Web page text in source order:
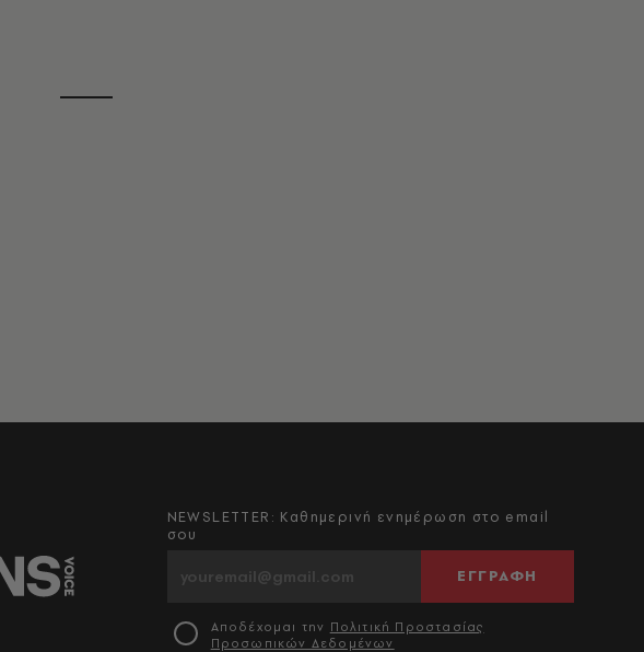
NEWSLETTER: Καθημερινή ενημέρωση στο email
σου
ΕΓΓΡΑΦΗ
Αποδέχομαι την Πολιτική Προστασίας
Προσωπικών Δεδομένων